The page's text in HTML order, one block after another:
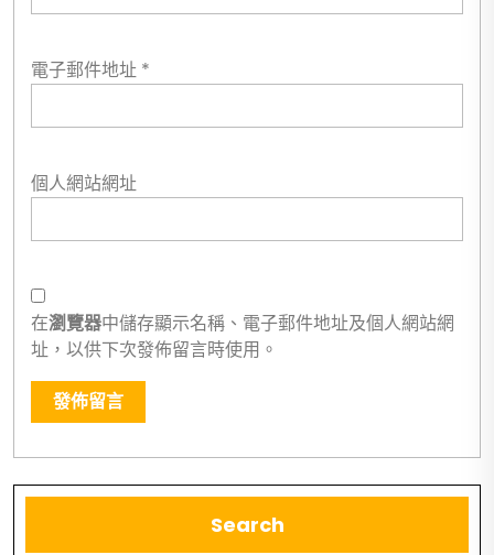
電子郵件地址 *
個人網站網址
在瀏覽器中儲存顯示名稱、電子郵件地址及個人網站網
址，以供下次發佈留言時使用。
Search